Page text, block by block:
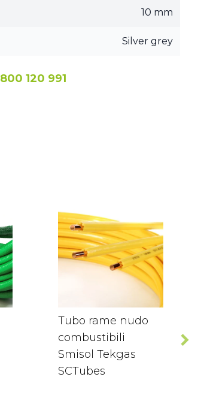
10 mm
Silver grey
800 120 991
Tubo rame nudo
combustibili
Smisol Tekgas
SCTubes